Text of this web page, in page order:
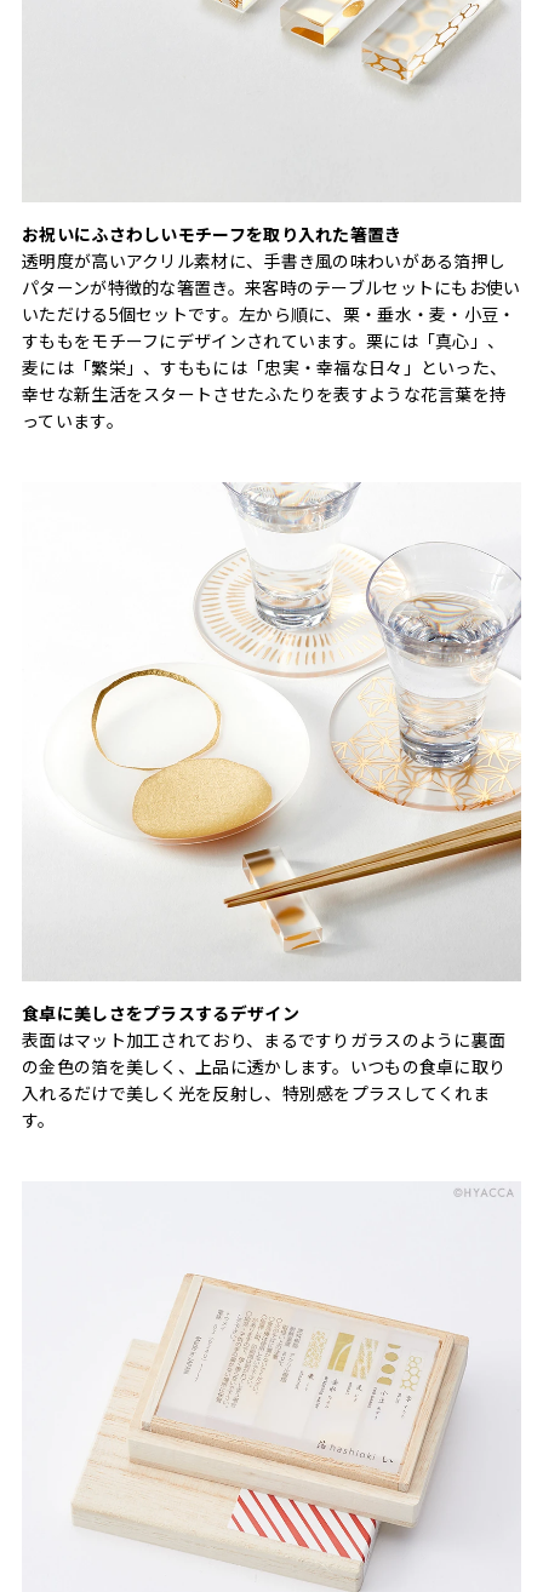
お祝いにふさわしいモチーフを取り入れた箸置き
透明度が高いアクリル素材に、手書き風の味わいがある箔押し
パターンが特徴的な箸置き。来客時のテーブルセットにもお使い
いただける5個セットです。左から順に、栗・垂水・麦・小豆・
すももをモチーフにデザインされています。栗には「真心」、
麦には「繁栄」、すももには「忠実・幸福な日々」といった、
幸せな新生活をスタートさせたふたりを表すような花言葉を持
っています。
食卓に美しさをプラスするデザイン
表面はマット加工されており、まるですりガラスのように裏面
の金色の箔を美しく、上品に透かします。いつもの食卓に取り
入れるだけで美しく光を反射し、特別感をプラスしてくれま
す。